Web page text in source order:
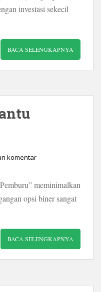
investasi sekecil
BACA SELENGKAPNYA
komentar
meminimalkan
opsi biner sangat
BACA SELENGKAPNYA